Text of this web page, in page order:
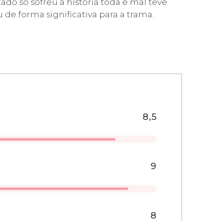
só sofreu a história toda e mal teve
forma significativa para a trama.
8,5
9
8